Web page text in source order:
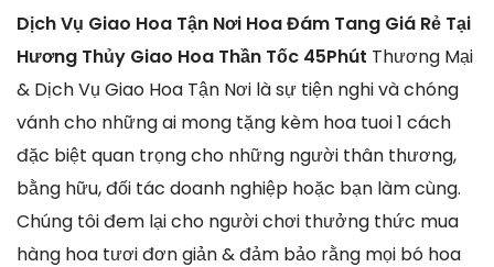
Dịch Vụ Giao Hoa Tận Nơi Hoa Đám Tang Giá Rẻ Tại
Hương Thủy Giao Hoa Thần Tốc 45Phút Thương Mại
& Dịch Vụ Giao Hoa Tận Nơi là sự tiện nghi và chóng
vánh cho những ai mong tặng kèm hoa tuoi 1 cách
đặc biệt quan trọng cho những người thân thương,
bằng hữu, đối tác doanh nghiệp hoặc bạn làm cùng.
Chúng tôi đem lại cho người chơi thưởng thức mua
hàng hoa tươi đơn giản & đảm bảo rằng mọi bó hoa